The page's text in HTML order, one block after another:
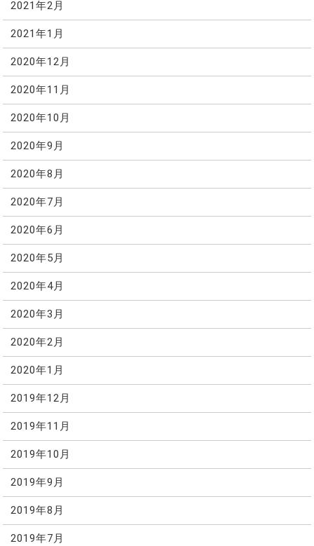
2021年2月
2021年1月
2020年12月
2020年11月
2020年10月
2020年9月
2020年8月
2020年7月
2020年6月
2020年5月
2020年4月
2020年3月
2020年2月
2020年1月
2019年12月
2019年11月
2019年10月
2019年9月
2019年8月
2019年7月